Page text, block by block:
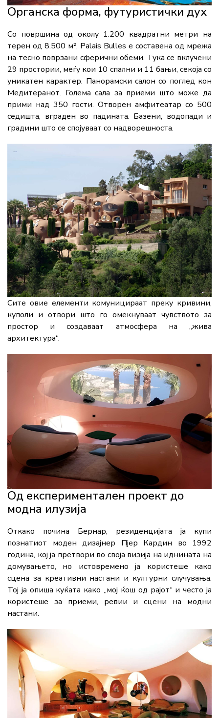
Органска форма, футуристички дух
Со површина од околу 1.200 квадратни метри на
терен од 8.500 м², Palais Bulles е составена од мрежа
на тесно поврзани сферични обеми. Тука се вклучени
29 простории, меѓу кои 10 спални и 11 бањи, секоја со
уникатен карактер. Панорамски салон со поглед кон
Медитеранот. Голема сала за приеми што може да
прими над 350 гости. Отворен амфитеатар со 500
седишта, вграден во падината. Базени, водопади и
градини што се спојуваат со надворешноста.
Сите овие елементи комуницираат преку кривини,
куполи и отвори што го омекнуваат чувството за
простор и создаваат атмосфера на „жива
архитектура“.
Од експериментален проект до
модна илузија
Откако почина Бернар, резиденцијата ја купи
познатиот моден дизајнер Пјер Кардин во 1992
година, кој ја претвори во своја визија на иднината на
домувањето, но истовремено ја користеше како
сцена за креативни настани и културни случувања.
Тој ја опиша куќата како „мој ќош од рајот“ и често ја
користеше за приеми, ревии и сцени на модни
настани.